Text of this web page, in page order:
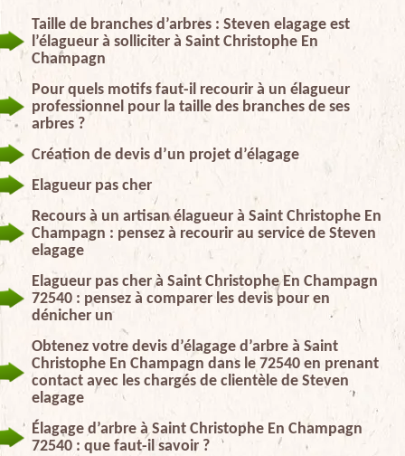
Taille de branches d’arbres : Steven elagage est
l’élagueur à solliciter à Saint Christophe En
Champagn
Pour quels motifs faut-il recourir à un élagueur
professionnel pour la taille des branches de ses
arbres ?
Création de devis d’un projet d’élagage
Elagueur pas cher
Recours à un artisan élagueur à Saint Christophe En
Champagn : pensez à recourir au service de Steven
elagage
Elagueur pas cher à Saint Christophe En Champagn
72540 : pensez à comparer les devis pour en
dénicher un
Obtenez votre devis d’élagage d’arbre à Saint
Christophe En Champagn dans le 72540 en prenant
contact avec les chargés de clientèle de Steven
elagage
Élagage d’arbre à Saint Christophe En Champagn
72540 : que faut-il savoir ?